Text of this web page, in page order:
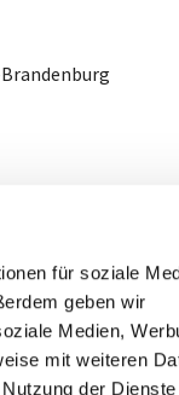
für soziale
geben wir
Medien,
mit weiteren
der Dienste